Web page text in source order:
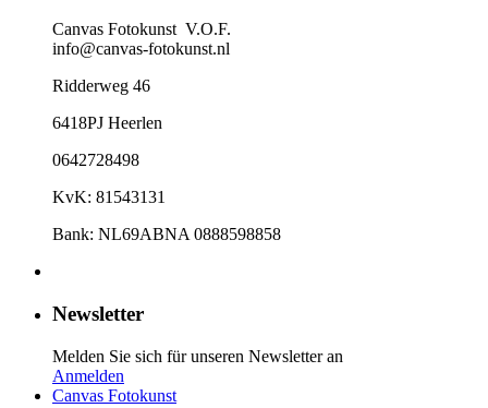
Canvas Fotokunst V.O.F.
info@canvas-fotokunst.nl
Ridderweg 46
6418PJ Heerlen
0642728498
KvK: 81543131
Bank: NL69ABNA 0888598858
Newsletter
Melden Sie sich für unseren Newsletter an
Anmelden
Canvas Fotokunst